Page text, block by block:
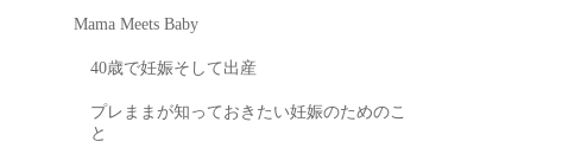
Mama Meets Baby
40歳で妊娠そして出産
プレままが知っておきたい妊娠のためのこ
と